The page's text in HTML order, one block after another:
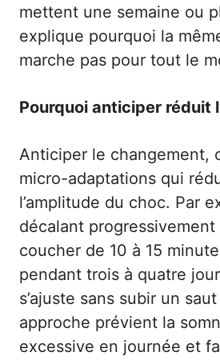
mettent une semaine ou
explique pourquoi la
marche pas pour tout le
Pourquoi anticiper réduit
Anticiper le changement,
micro-adaptations qui
l’amplitude du choc. Par
décalant progressivement
coucher de 10 à 15
pendant trois à quatre
s’ajuste sans subir un
approche prévient la
excessive en journée et